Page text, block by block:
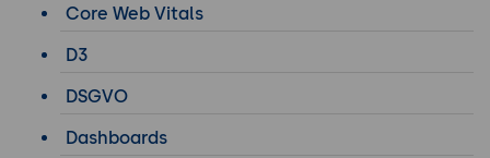
Core Web Vitals
D3
DSGVO
Dashboards